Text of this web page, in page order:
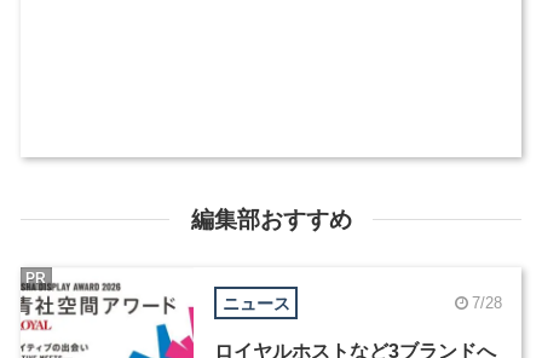
編集部おすすめ
ニュース 7/28
ロイヤルホストなど3ブランドへ
PR